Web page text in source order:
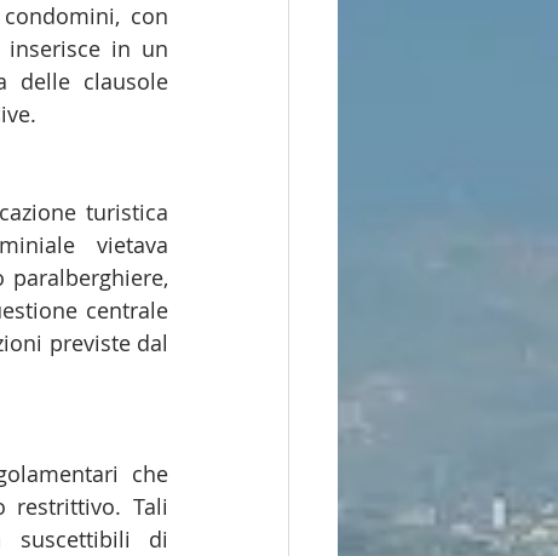
con
inserisce in un
delle clausole
turistica
vietava
centrale
previste dal
che
Tali
suscettibili di